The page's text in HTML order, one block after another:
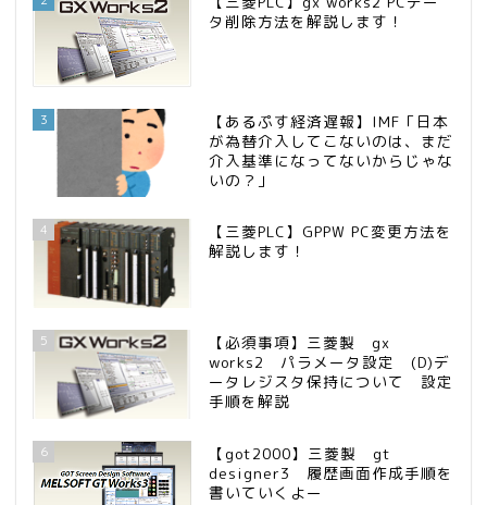
タ削除方法を解説します！
3
【あるぷす経済遅報】IMF「日本
が為替介入してこないのは、まだ
介入基準になってないからじゃな
いの？」
4
【三菱PLC】GPPW PC変更方法を
解説します！
5
【必須事項】三菱製 gx
works2 パラメータ設定 (D)デ
ータレジスタ保持について 設定
手順を解説
6
【got2000】三菱製 gt
designer3 履歴画面作成手順を
書いていくよー